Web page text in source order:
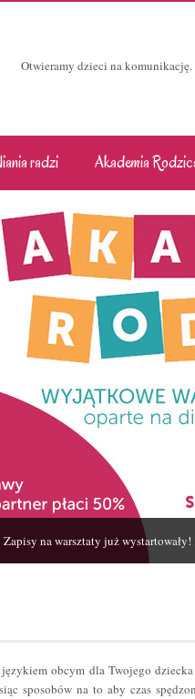
Otwieramy dzieci na
radzi Akademia
Zapisy na warsztaty już wystartowały!
obcym dla Twojego
sposobów na to aby czas